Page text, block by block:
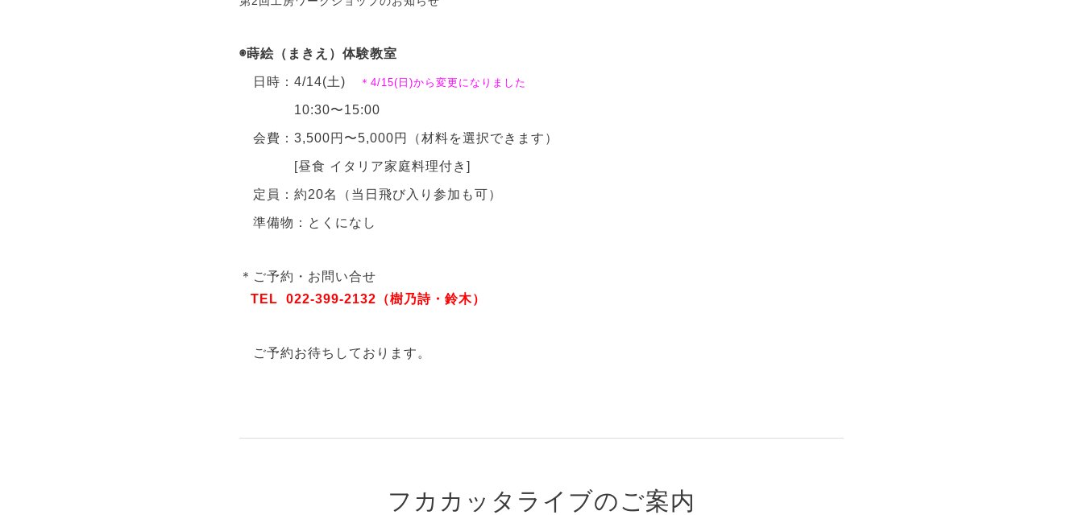
◉蒔絵（まきえ）体験教室
日時：4/14(土) ＊4/15(日)から変更になりました
10:30〜15:00
会費：3,500円〜5,000円（材料を選択できます）
[昼食 イタリア家庭料理付き]
定員：約20名（当日飛び入り参加も可）
準備物：とくになし
＊ご予約・お問い合せ
TEL 022-399-2132（樹乃詩・鈴木）
ご予約お待ちしております。
フカカッタライブのご案内